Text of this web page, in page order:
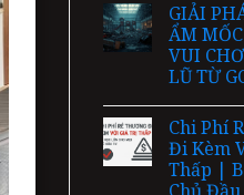
GIẢI
ẨM
VUI
LŨ TỪ
Chi Phí
Đi Kèm
Thấp |